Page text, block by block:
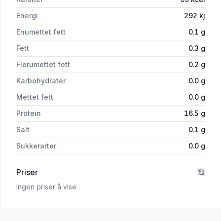
Energi
292 kj
Enumettet fett
0.1 g
Fett
0.3 g
Flerumettet fett
0.2 g
Karbohydrater
0.0 g
Mettet fett
0.0 g
Protein
16.5 g
Salt
0.1 g
Sukkerarter
0.0 g
Priser
Ingen priser å vise